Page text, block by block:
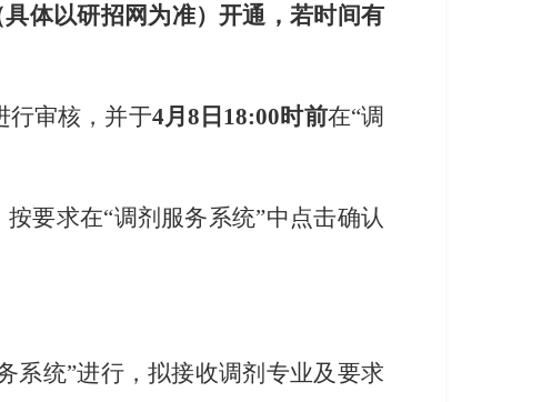
体以研招网为准）开通，若时间有
行审核，并于4月8日18:00时前在“调
要求在“调剂服务系统”中点击确认
系统”进行，拟接收调剂专业及要求